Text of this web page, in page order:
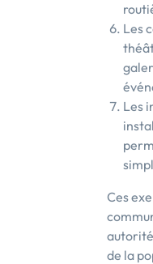
Les
Les
Ces
de la